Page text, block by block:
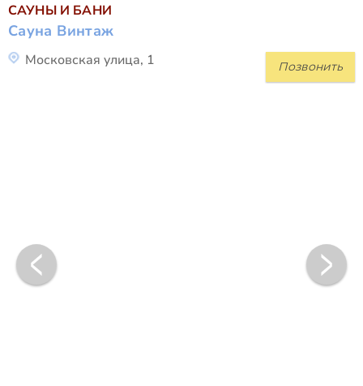
САУНЫ И БАНИ
Сауна Винтаж
Позвонить
Московская улица, 1